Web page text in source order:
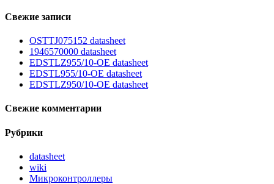
Свежие записи
OSTTJ075152 datasheet
1946570000 datasheet
EDSTLZ955/10-OE datasheet
EDSTL955/10-OE datasheet
EDSTLZ950/10-OE datasheet
Свежие комментарии
Рубрики
datasheet
wiki
Микроконтроллеры